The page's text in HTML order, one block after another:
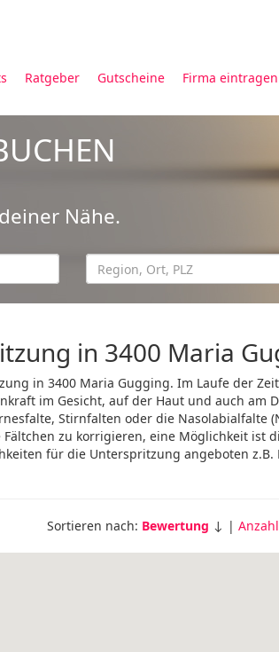
Ratgeber Gutscheine Firma eintragen
Nähe.
in 3400 Maria
in 3400 Maria Gugging. Im Laufe der
im Gesicht, auf der Haut und auch am
Stirnfalten oder die Nasolabialfalte
zu korrigieren, eine Möglichkeit ist
für die Unterspritzung angeboten z.B.
Sortieren nach: Bewertung ↓ |